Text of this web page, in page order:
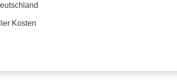
Kosten